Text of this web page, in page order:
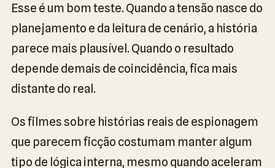
Esse é um bom teste. Quando a tensão nasce do
planejamento e da leitura de cenário, a história
parece mais plausível. Quando o resultado
depende demais de coincidência, fica mais
distante do real.
Os filmes sobre histórias reais de espionagem
que parecem ficção costumam manter algum
tipo de lógica interna, mesmo quando aceleram